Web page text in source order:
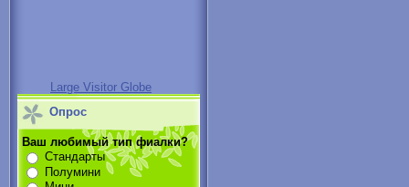
Large Visitor Globe
Опрос
Ваш любимый тип фиалки?
Стандарты
Полумини